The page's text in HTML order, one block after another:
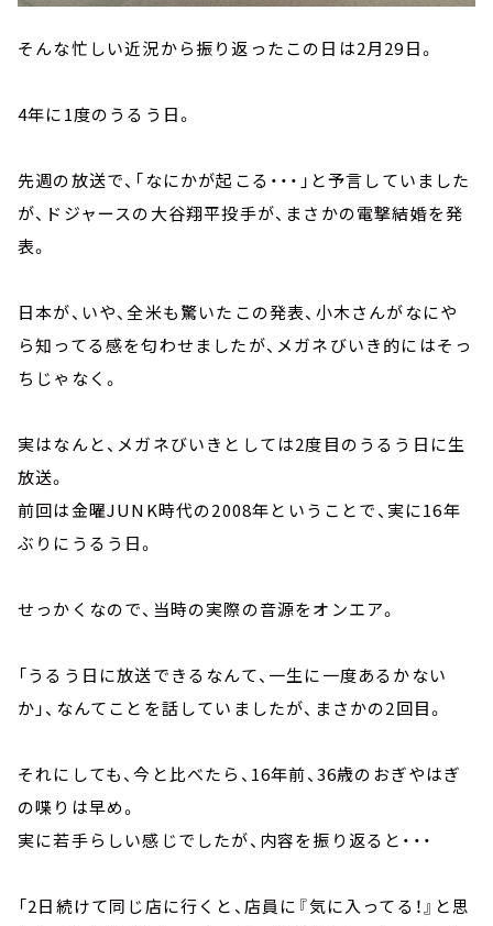
そんな忙しい近況から振り返ったこの日は2月29日。
4年に1度のうるう日。
先週の放送で、「なにかが起こる・・・」と予言していました
が、ドジャースの大谷翔平投手が、まさかの電撃結婚を発
表。
日本が、いや、全米も驚いたこの発表、小木さんがなにや
ら知ってる感を匂わせましたが、メガネびいき的にはそっ
ちじゃなく。
実はなんと、メガネびいきとしては2度目のうるう日に生
放送。
前回は金曜JUNK時代の2008年ということで、実に16年
ぶりにうるう日。
せっかくなので、当時の実際の音源をオンエア。
「うるう日に放送できるなんて、一生に一度あるかない
か」、なんてことを話していましたが、まさかの2回目。
それにしても、今と比べたら、16年前、36歳のおぎやはぎ
の喋りは早め。
実に若手らしい感じでしたが、内容を振り返ると・・・
「2日続けて同じ店に行くと、店員に『気に入ってる！』と思